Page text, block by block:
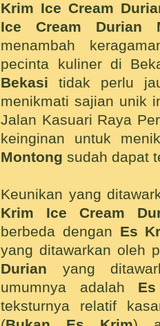
Krim Ice Cream
Ice Cream Durian
menambah
pecinta kuliner di
Bekasi tidak perlu
menikmati sajian unik
Jalan Kasuari Raya
keinginan untuk
Montong sudah dapat
Keunikan yang
Krim Ice Cream
berbeda dengan Es
yang ditawarkan oleh
Durian yang
umumnya adalah
teksturnya relatif